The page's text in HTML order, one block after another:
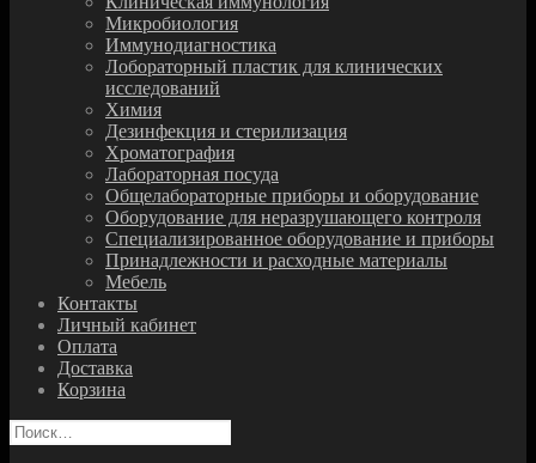
Микробиология
Иммунодиагностика
Лобораторный пластик для клинических
исследований
Химия
Дезинфекция и стерилизация
Хроматография
Лабораторная посуда
Общелабораторные приборы и оборудование
Оборудование для неразрушающего контроля
Специализированное оборудование и приборы
Принадлежности и расходные материалы
Мебель
Контакты
Личный кабинет
Оплата
Доставка
Корзина
Найти: